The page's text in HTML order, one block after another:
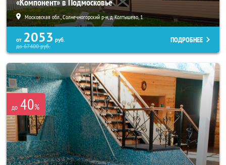
Московская обл., Солнечногорский р-н, д. Колтышево, 1
от 2053 руб.
до67400руб.
ПОДРОБНЕЕ
до 40%